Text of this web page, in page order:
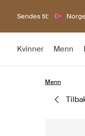
Sendes til: Norge
Kvinner Menn
Menn